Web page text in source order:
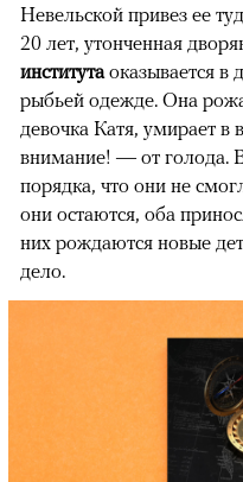
Невельской привез ее
20 лет, утонченная
институтаоказывается в
рыбьей одежде. Она
девочка Катя, умирает в
внимание! — от голода.
порядка, что они не
они остаются, оба
них рождаются новые
дело.